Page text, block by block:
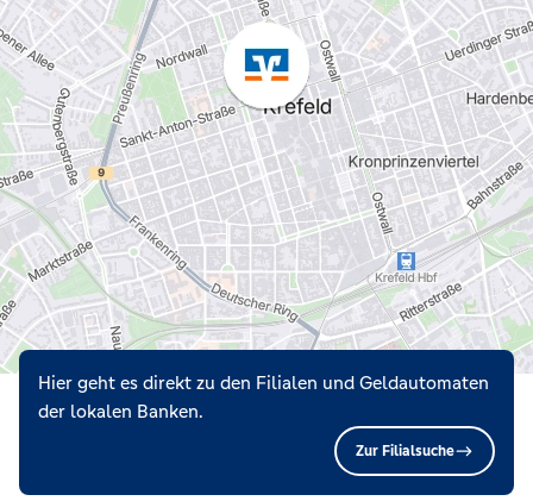
Hier geht es direkt zu den Filialen und Geldautomaten
der lokalen Banken.
Zur Filialsuche